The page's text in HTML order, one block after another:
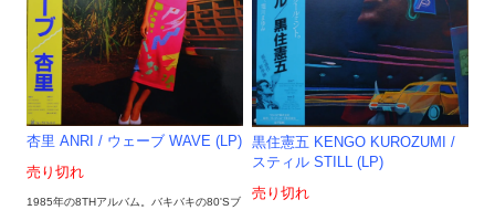
杏里 ANRI / ウェーブ WAVE (LP)
売り切れ
1985年の8THアルバム。バキバキの80'Sブ
黒住憲五 KENGO KUROZUMI /
スティル STILL (LP)
売り切れ